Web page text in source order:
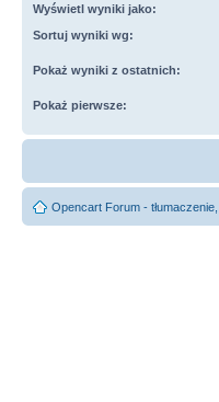
Wyświetl wyniki jako:
Sortuj wyniki wg:
Pokaż wyniki z ostatnich:
Pokaż pierwsze:
Opencart Forum -